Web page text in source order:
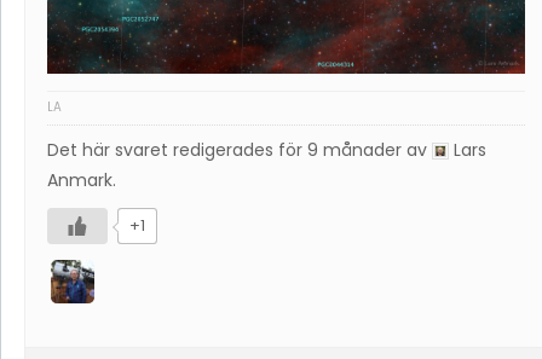
LA
Det här svaret redigerades för 9 månader av
Lars
Anmark.
+1